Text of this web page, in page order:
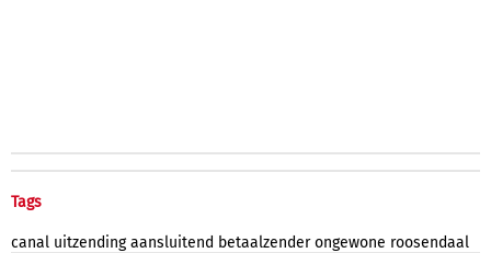
Tags
canal uitzending aansluitend betaalzender ongewone roosendaal